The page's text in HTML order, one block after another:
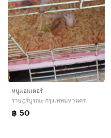
หนูแฮมเตอร์
ราษฎร์บูรณะ กรุงเทพมหานคร
฿ 50